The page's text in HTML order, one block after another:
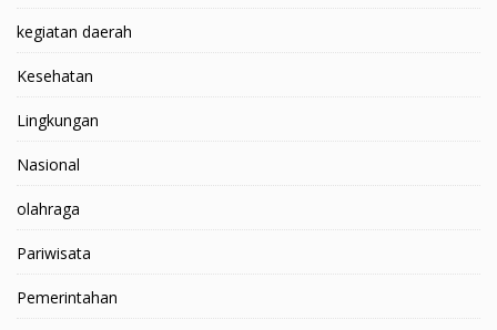
kegiatan daerah
Kesehatan
Lingkungan
Nasional
olahraga
Pariwisata
Pemerintahan